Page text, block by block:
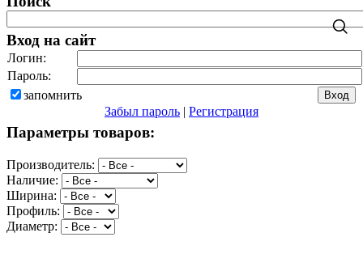
Вход на сайт
Логин:
Пароль:
запомнить
Забыл пароль | Регистрация
Параметры товаров:
Производитель:
Наличие:
Ширина:
Профиль:
Диаметр: